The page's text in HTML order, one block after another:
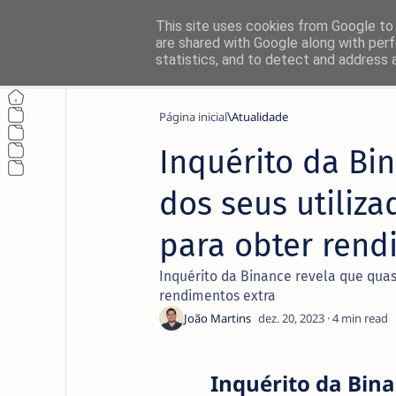
Não perca
Siga o NetThings nas suas
News
Página inicial Atualidade
Inquérito da
dos seus
para obter
Inquérito da Binance revela que
rendimentos extra
4
Inquérito da
This site uses cookies from Google
are shared with Google along with
statistics, and to detect and address